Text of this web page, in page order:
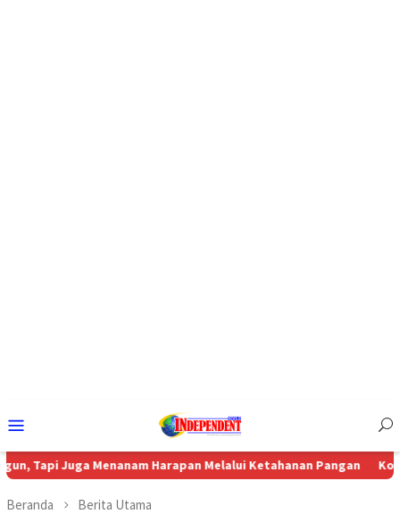
Mobile
Menanam Harapan Melalui Ketahanan Pangan Komisi 4
Beranda Berita Utama